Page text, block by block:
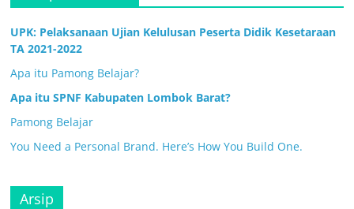
UPK: Pelaksanaan Ujian Kelulusan Peserta Didik Kesetaraan
TA 2021-2022
Apa itu Pamong Belajar?
Apa itu SPNF Kabupaten Lombok Barat?
Pamong Belajar
You Need a Personal Brand. Here’s How You Build One.
Arsip